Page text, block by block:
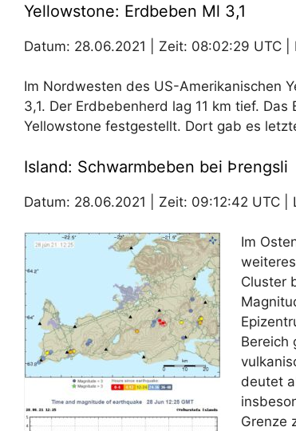
Yellowstone: Erdbeben Ml 3,1
Datum: 28.06.2021 | Zeit: 08:02:29 UTC |
Im Nordwesten des US-Amerikanischen
3,1. Der Erdbebenherd lag 11 km tief.
Yellowstone festgestellt. Dort gab es
Island: Schwarmbeben bei Þrengsli
Datum: 28.06.2021 | Zeit: 09:12:42 UTC
Im
Cluster
Bereich
deutet
Grenze